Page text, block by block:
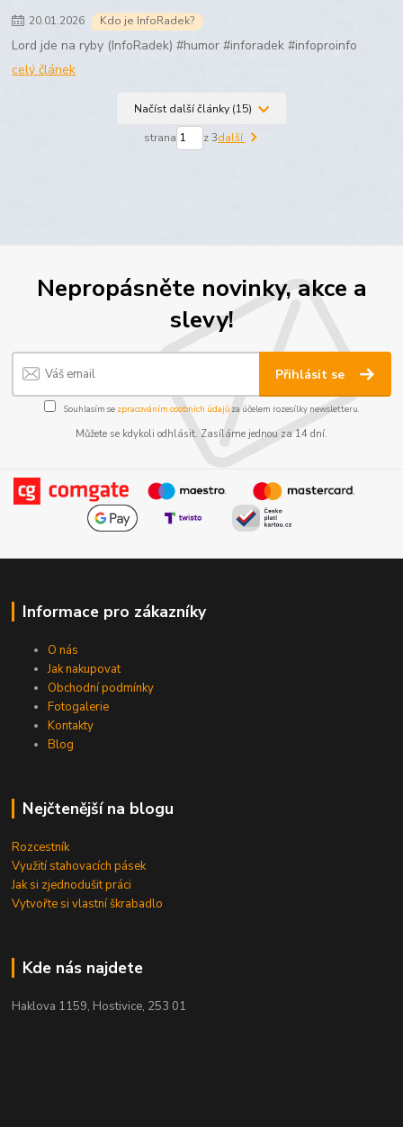
20.01.2026 Kdo je InfoRadek?
Lord jde na ryby (InfoRadek) #humor #inforadek #infoproinfo
celý článek
Načíst další články (15)
strana z 3další
Nepropásněte novinky, akce a
slevy!
Přihlásit se
Souhlasím se zpracováním osobních údajůza účelem rozesílky newsletteru.
Můžete se kdykoli odhlásit. Zasíláme jednou za 14 dní.
Informace pro zákazníky
O nás
Jak nakupovat
Obchodní podmínky
Fotogalerie
Kontakty
Blog
Nejčtenější na blogu
Rozcestník
Využití stahovacích pásek
Jak si zjednodušit práci
Vytvořte si vlastní škrabadlo
Kde nás najdete
Haklova 1159, Hostivice, 253 01